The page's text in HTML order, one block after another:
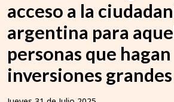
acceso a la
argentina para
personas que hagan
inversiones